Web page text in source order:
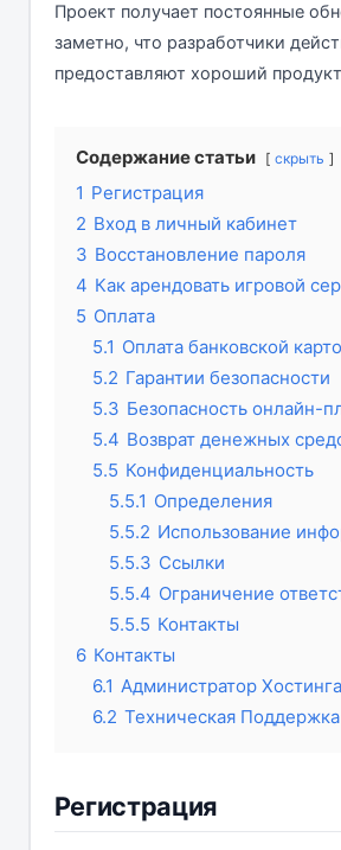
Проект получает постоянные
заметно, что разработчики
предоставляют хороший
Содержание статьи скрыть
1 Регистрация
2 Вход в личный кабинет
3 Восстановление пароля
4 Как арендовать игровой
5 Оплата
5.1 Оплата банковской
5.2 Гарантии безопасности
5.3 Безопасность онлайн-
5.4 Возврат денежных
5.5 Конфиденциальность
5.5.1 Определения
5.5.2 Использование
5.5.3 Ссылки
5.5.4 Ограничение
5.5.5 Контакты
6 Контакты
6.1 Администратор Хостинга
6.2 Техническая Поддержка
Регистрация